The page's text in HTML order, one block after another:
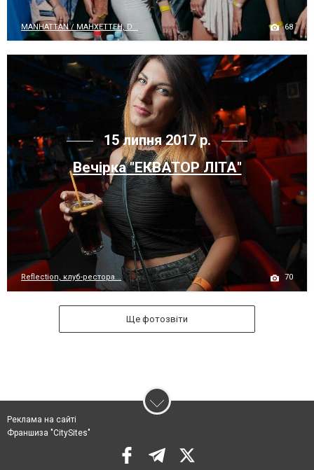
MANHATTAN / МАНХЕТТЕН, D... 68
15 липня 2017 р.
Вечірка "ЕКВАТОР ЛІТА"
Reflection, клуб-рестора... 70
Ще фотозвіти
Реклама на сайті
Франшиза "CitySites"